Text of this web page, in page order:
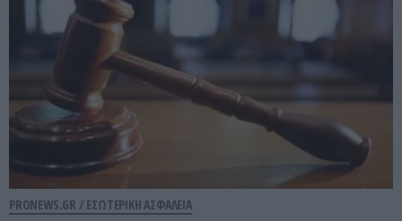
PRONEWS.GR / ΕΣΩΤΕΡΙΚΗ ΑΣΦΑΛΕΙΑ